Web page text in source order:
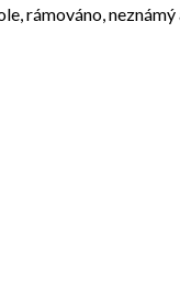
rámováno, neznámý